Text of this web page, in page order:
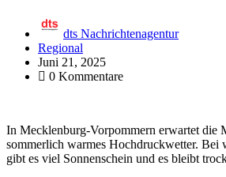
dts Nachrichtenagentur
Regional
Juni 21, 2025
0 Kommentare
In Mecklenburg-Vorpommern erwartet die
sommerlich warmes Hochdruckwetter. Bei
gibt es viel Sonnenschein und es bleibt